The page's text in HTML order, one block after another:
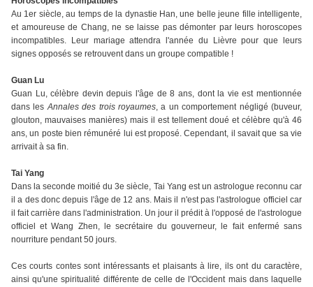
Au 1er siècle, au temps de la dynastie Han, une belle jeune fille intelligente,
et amoureuse de Chang, ne se laisse pas démonter par leurs horoscopes
incompatibles. Leur mariage attendra l'année du Lièvre pour que leurs
signes opposés se retrouvent dans un groupe compatible !
Guan Lu
Guan Lu, célèbre devin depuis l'âge de 8 ans, dont la vie est mentionnée
dans lesAnnales des trois royaumes, a un comportement négligé (buveur,
glouton, mauvaises manières) mais il est tellement doué et célèbre qu'à 46
ans, un poste bien rémunéré lui est proposé. Cependant, il savait que sa vie
arrivait à sa fin.
Tai Yang
Dans la seconde moitié du 3e siècle, Tai Yang est un astrologue reconnu car
il a des donc depuis l'âge de 12 ans. Mais il n'est pas l'astrologue officiel car
il fait carrière dans l'administration. Un jour il prédit à l'opposé de l'astrologue
officiel et Wang Zhen, le secrétaire du gouverneur, le fait enfermé sans
nourriture pendant 50 jours.
Ces courts contes sont intéressants et plaisants à lire, ils ont du caractère,
ainsi qu'une spiritualité différente de celle de l'Occident mais dans laquelle